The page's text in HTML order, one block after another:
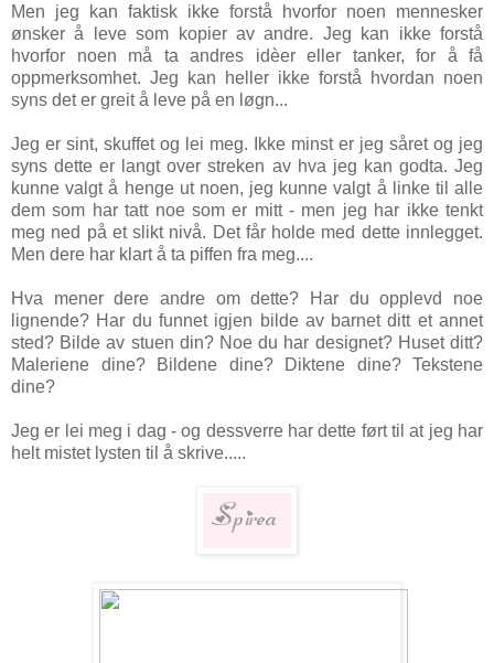
Men jeg kan faktisk ikke forstå hvorfor noen mennesker
ønsker å leve som kopier av andre. Jeg kan ikke forstå
hvorfor noen må ta andres idèer eller tanker, for å få
oppmerksomhet. Jeg kan heller ikke forstå hvordan noen
syns det er greit å leve på en løgn...
Jeg er sint, skuffet og lei meg. Ikke minst er jeg såret og jeg
syns dette er langt over streken av hva jeg kan godta. Jeg
kunne valgt å henge ut noen, jeg kunne valgt å linke til alle
dem som har tatt noe som er mitt - men jeg har ikke tenkt
meg ned på et slikt nivå. Det får holde med dette innlegget.
Men dere har klart å ta piffen fra meg....
Hva mener dere andre om dette? Har du opplevd noe
lignende? Har du funnet igjen bilde av barnet ditt et annet
sted? Bilde av stuen din? Noe du har designet? Huset ditt?
Maleriene dine? Bildene dine? Diktene dine? Tekstene
dine?
Jeg er lei meg i dag - og dessverre har dette ført til at jeg har
helt mistet lysten til å skrive.....